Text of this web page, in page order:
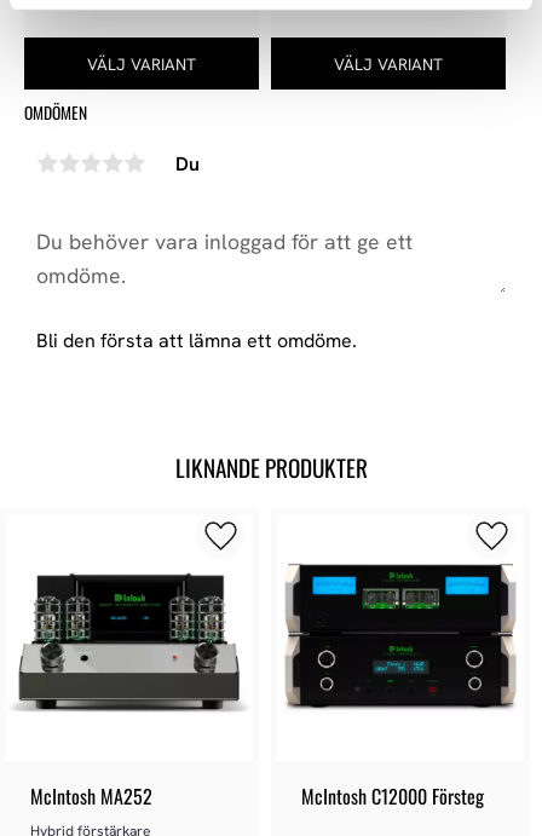
OMDÖMEN
Du
Bli den första att lämna ett omdöme.
LIKNANDE PRODUKTER
McIntosh MA252
Hybrid förstärkare
McIntosh C12000 Försteg